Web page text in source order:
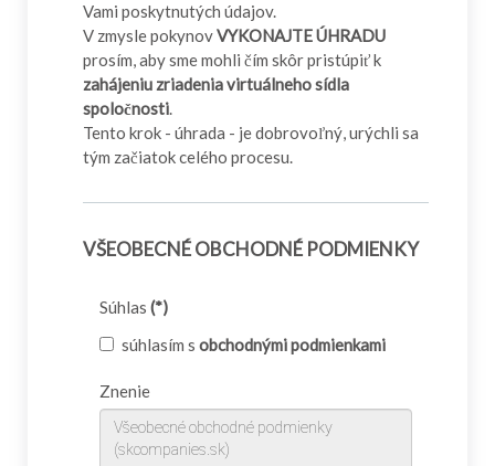
Vami poskytnutých údajov.
V zmysle pokynovVYKONAJTE ÚHRADU
prosím, aby sme mohli čím skôr pristúpiť k
zahájeniu zriadenia virtuálneho sídla
spoločnosti.
Tento krok - úhrada - je dobrovoľný, urýchli sa
tým začiatok celého procesu.
VŠEOBECNÉ OBCHODNÉ PODMIENKY
Súhlas (*)
súhlasím s obchodnými podmienkami
Znenie